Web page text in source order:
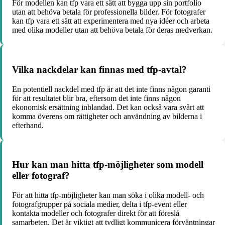
För modellen kan tfp vara ett sätt att bygga upp sin portfolio
utan att behöva betala för professionella bilder. För fotografer
kan tfp vara ett sätt att experimentera med nya idéer och arbeta
med olika modeller utan att behöva betala för deras medverkan.
Vilka nackdelar kan finnas med tfp-avtal?
En potentiell nackdel med tfp är att det inte finns någon garanti
för att resultatet blir bra, eftersom det inte finns någon
ekonomisk ersättning inblandad. Det kan också vara svårt att
komma överens om rättigheter och användning av bilderna i
efterhand.
Hur kan man hitta tfp-möjligheter som modell
eller fotograf?
För att hitta tfp-möjligheter kan man söka i olika modell- och
fotografgrupper på sociala medier, delta i tfp-event eller
kontakta modeller och fotografer direkt för att föreslå
samarbeten. Det är viktigt att tydligt kommunicera förväntningar